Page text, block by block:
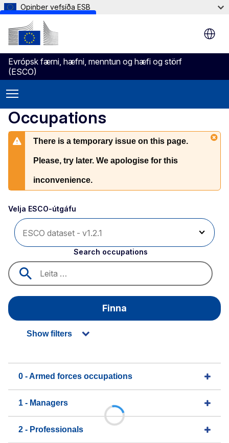
Skip to main content
Opinber vefsíða ESB
Evrópsk færni, hæfni, menntun og hæfi og störf
(ESCO)
Occupations
There is a temporary issue on this page.
Please, try later. We apologise for this
inconvenience.
Velja ESCO-útgáfu
Search occupations
Finna
Show filters
0 - Armed forces occupations
1 - Managers
2 - Professionals